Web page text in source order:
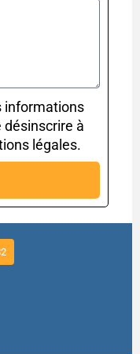
informations
à
légales.